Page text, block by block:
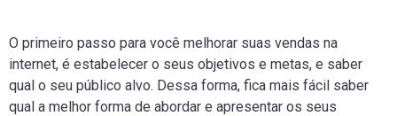
O primeiro passo para você melhorar suas vendas na
internet, é estabelecer o seus objetivos e metas, e saber
qual o seu público alvo. Dessa forma, fica mais fácil saber
qual a melhor forma de abordar e apresentar os seus